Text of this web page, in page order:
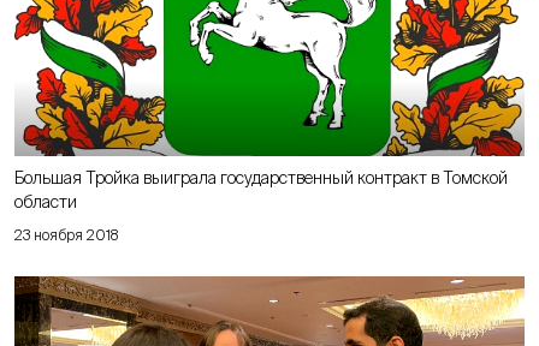
23 ноября 2018
Большая Тройка выиграла государственный контракт в Томской
области